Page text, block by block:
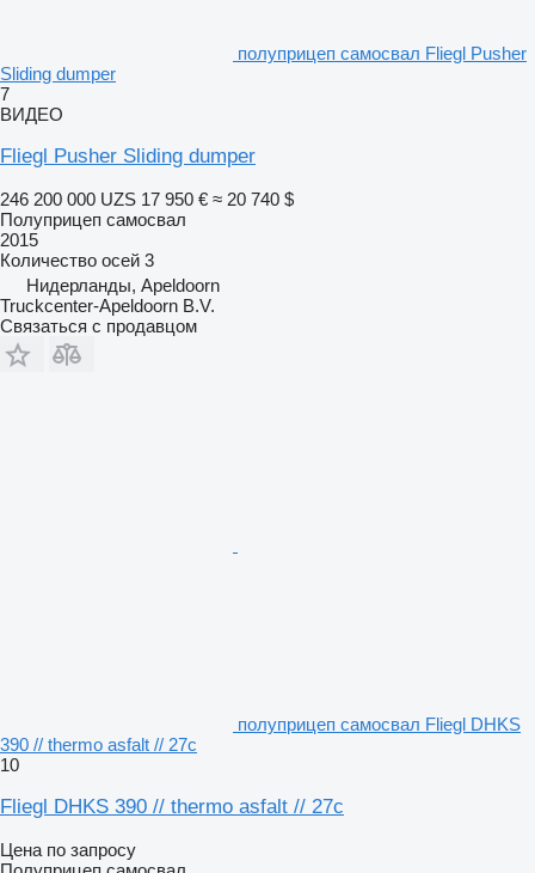
полуприцеп самосвал Fliegl Pusher
Sliding dumper
7
ВИДЕО
Fliegl Pusher Sliding dumper
246 200 000 UZS 17 950 € ≈ 20 740 $
Полуприцеп самосвал
2015
Количество осей 3
Нидерланды, Apeldoorn
Truckcenter-Apeldoorn B.V.
Связаться с продавцом
полуприцеп самосвал Fliegl DHKS
390 // thermo asfalt // 27c
10
Fliegl DHKS 390 // thermo asfalt // 27c
Цена по запросу